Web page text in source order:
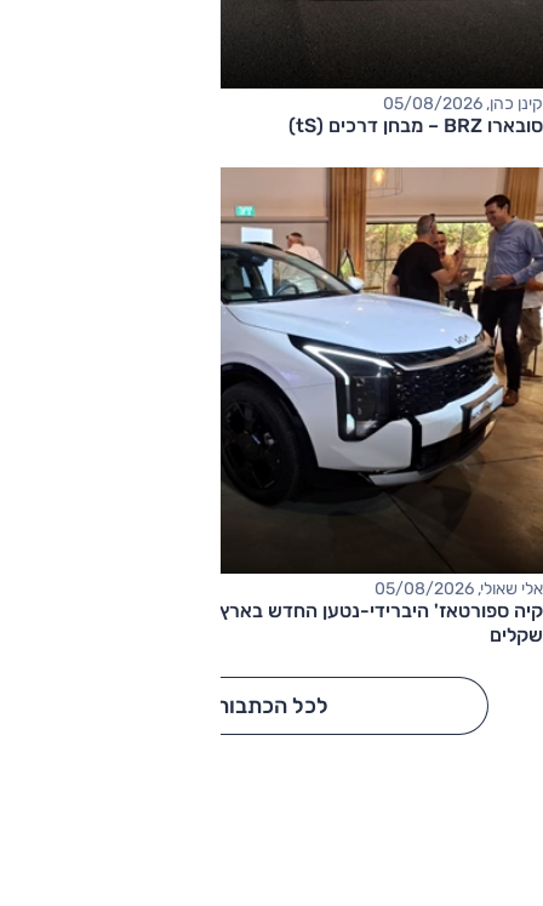
קינן כהן, 05/08/2026
סובארו BRZ – מבחן דרכים (tS)
אלי שאולי, 05/08/2026
שקלים
לכל הכתבות